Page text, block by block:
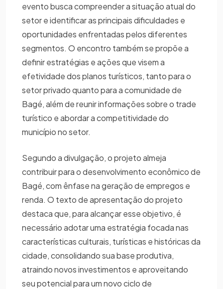
evento busca compreender a situação atual do
setor e identificar as principais dificuldades e
oportunidades enfrentadas pelos diferentes
segmentos. O encontro também se propõe a
definir estratégias e ações que visem a
efetividade dos planos turísticos, tanto para o
setor privado quanto para a comunidade de
Bagé, além de reunir informações sobre o trade
turístico e abordar a competitividade do
município no setor.
Segundo a divulgação, o projeto almeja
contribuir para o desenvolvimento econômico de
Bagé, com ênfase na geração de empregos e
renda. O texto de apresentação do projeto
destaca que, para alcançar esse objetivo, é
necessário adotar uma estratégia focada nas
características culturais, turísticas e históricas da
cidade, consolidando sua base produtiva,
atraindo novos investimentos e aproveitando
seu potencial para um novo ciclo de